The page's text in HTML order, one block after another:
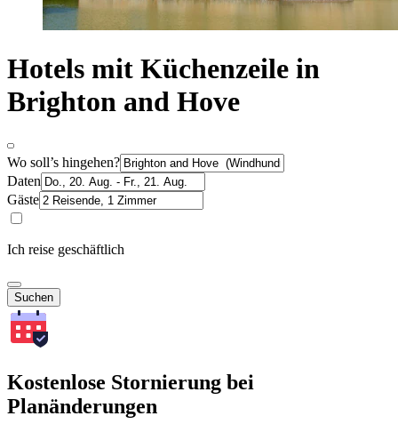
Hotels mit Küchenzeile in
Brighton and Hove
Wo soll’s hingehen?
Daten
Gäste
Ich reise geschäftlich
Suchen
Kostenlose Stornierung bei
Planänderungen